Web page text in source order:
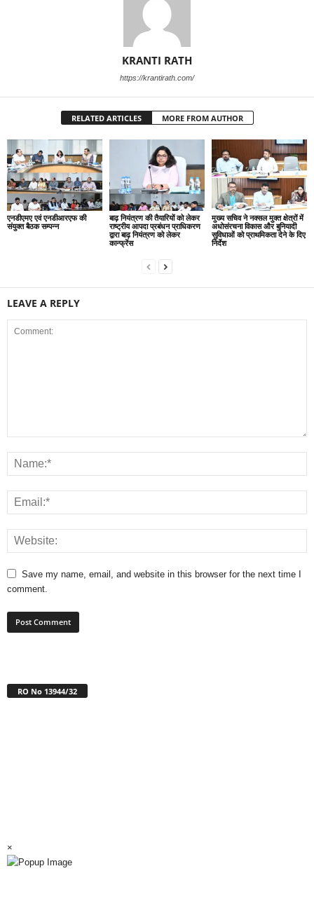
KRANTI RATH
https://krantirath.com/
RELATED ARTICLES MORE FROM AUTHOR
एनडीएमए एवं एनडीआरएफ की
संयुक्त बैठक सम्पन्न
बाढ़ नियंत्रण की तैयारियों को लेकर
राष्ट्रीय आपदा प्रबंधन प्राधिकरण
द्वारा बाढ़ नियंत्रण को लेकर
कान्फ्रेंस
मुख्य सचिव ने नक्सल मुक्त क्षेत्रों में
अधोसंरचना विकास और बुनियादी
सुविधाओं को प्राथमिकता देने के दिए
निर्देश
LEAVE A REPLY
Save my name, email, and website in this browser for the next time I
comment.
RO No 13944/32
×